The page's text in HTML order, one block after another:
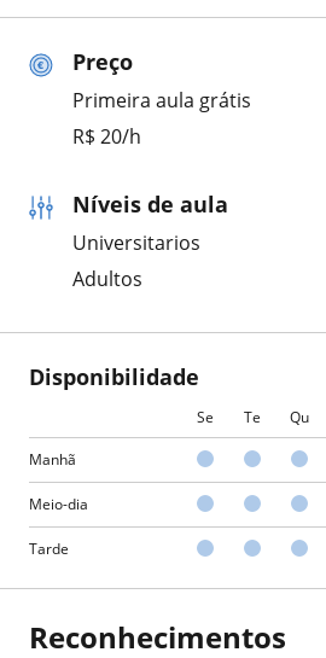
Preço
Primeira aula grátis
R$ 20/h
Níveis de aula
Universitarios
Adultos
Disponibilidade
Se Te Qu
Manhã
Meio-dia
Tarde
Reconhecimentos